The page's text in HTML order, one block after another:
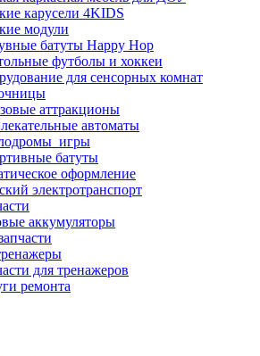
карусели 4KIDS
модули
батуты Happy Hop
футболы и хоккеи
для сенсорных комнат
аттракционы
автоматы
батуты
оформление
электротранспорт
аккумуляторы
для тренажеров
ремонта